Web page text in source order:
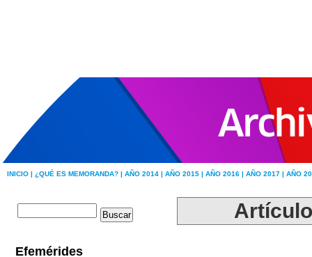
INICIO | ¿QUÉ ES MEMORANDA? | AÑO 2014 | AÑO 2015 | AÑO 2016 | AÑO 2017 | AÑO
Efemérides